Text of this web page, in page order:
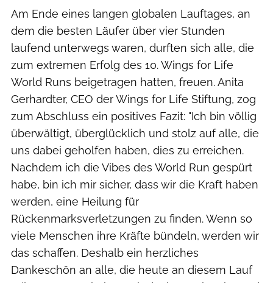
Am Ende eines langen globalen Lauftages, an
dem die besten Läufer über vier Stunden
laufend unterwegs waren, durften sich alle, die
zum extremen Erfolg des 10. Wings for Life
World Runs beigetragen hatten, freuen. Anita
Gerhardter, CEO der Wings for Life Stiftung, zog
zum Abschluss ein positives Fazit: "Ich bin völlig
überwältigt, überglücklich und stolz auf alle, die
uns dabei geholfen haben, dies zu erreichen.
Nachdem ich die Vibes des World Run gespürt
habe, bin ich mir sicher, dass wir die Kraft haben
werden, eine Heilung für
Rückenmarksverletzungen zu finden. Wenn so
viele Menschen ihre Kräfte bündeln, werden wir
das schaffen. Deshalb ein herzliches
Dankeschön an alle, die heute an diesem Lauf